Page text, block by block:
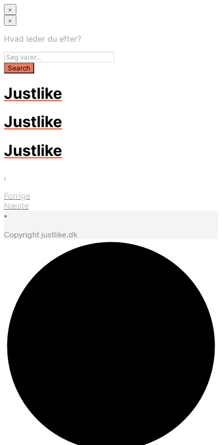
×
×
Hvad leder du efter?
Justlike
Justlike
Justlike
i
Forrige
Næste
•
Copyright justlike.dk